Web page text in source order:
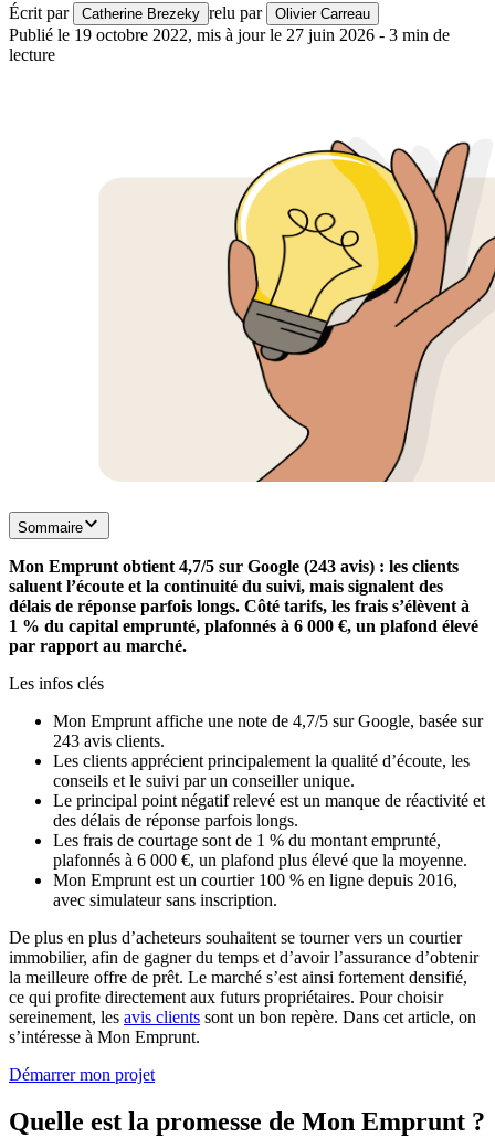
Écrit par Catherine Brezeky relu par Olivier Carreau
Publié le 19 octobre 2022, mis à jour le 27 juin 2026 - 3 min de
lecture
Sommaire
Mon Emprunt obtient 4,7/5 sur Google (243 avis) : les clients
saluent l’écoute et la continuité du suivi, mais signalent des
délais de réponse parfois longs. Côté tarifs, les frais s’élèvent à
1 % du capital emprunté, plafonnés à 6 000 €, un plafond élevé
par rapport au marché.
Les infos clés
Mon Emprunt affiche une note de 4,7/5 sur Google, basée sur
243 avis clients.
Les clients apprécient principalement la qualité d’écoute, les
conseils et le suivi par un conseiller unique.
Le principal point négatif relevé est un manque de réactivité et
des délais de réponse parfois longs.
Les frais de courtage sont de 1 % du montant emprunté,
plafonnés à 6 000 €, un plafond plus élevé que la moyenne.
Mon Emprunt est un courtier 100 % en ligne depuis 2016,
avec simulateur sans inscription.
De plus en plus d’acheteurs souhaitent se tourner vers un courtier
immobilier, afin de gagner du temps et d’avoir l’assurance d’obtenir
la meilleure offre de prêt. Le marché s’est ainsi fortement densifié,
ce qui profite directement aux futurs propriétaires. Pour choisir
sereinement, les avis clients sont un bon repère. Dans cet article, on
s’intéresse à Mon Emprunt.
Démarrer mon projet
Quelle est la promesse de Mon Emprunt ?